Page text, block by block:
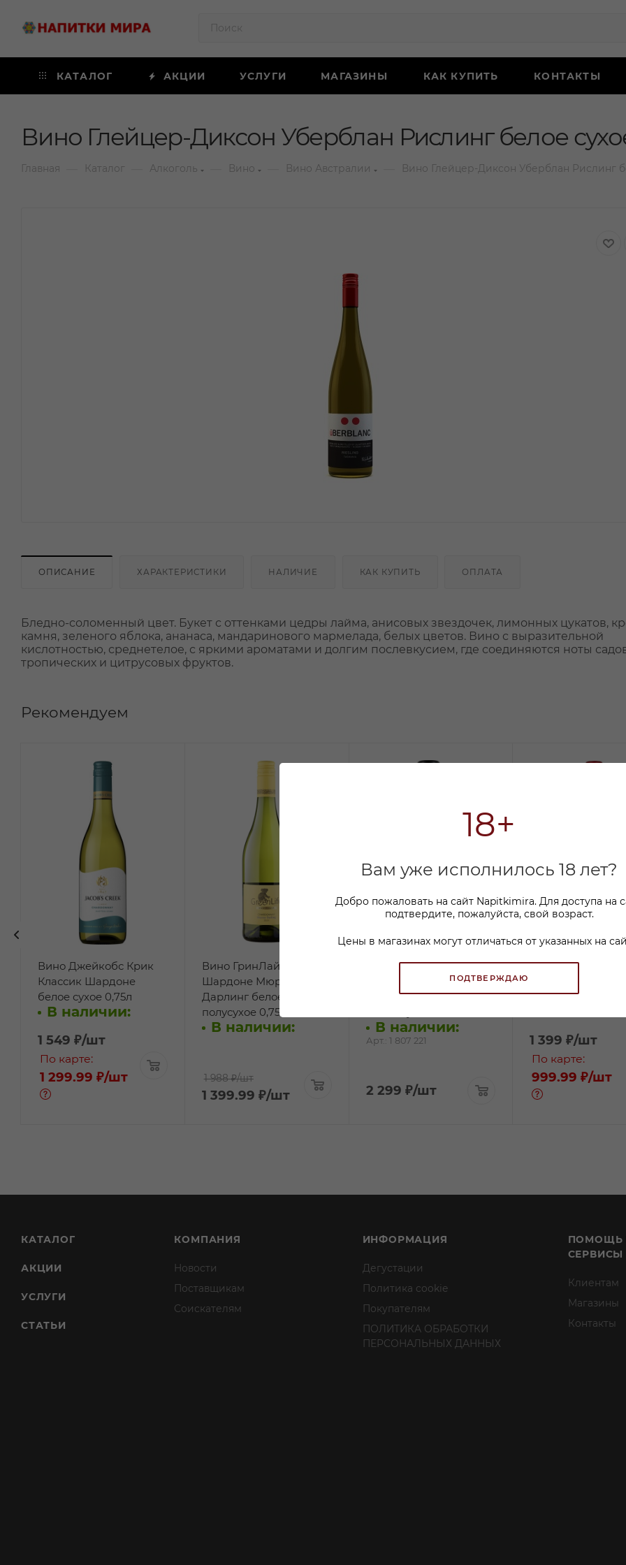
18+
Вам уже исполнилось 18 лет?
Добро пожаловать на сайт Napitkimira. Для доступа на
подтвердите, пожалуйста, свой возраст.
Цены в магазинах могут отличаться от указанных на
ПОДТВЕРЖДАЮ
КАТАЛОГ АКЦИИ УСЛУГИ МАГАЗИНЫ КАК КУПИТЬ КОНТАКТЫ
Вино Глейцер-Диксон Уберблан Рислинг белое
Главная Каталог Алкоголь Вино Вино Австралии Вино Глейцер-Диксон Уберблан Рислинг
ОПИСАНИЕ ХАРАКТЕРИСТИКИ НАЛИЧИЕ КАК КУПИТЬ ОПЛАТА
Бледно-соломенный цвет. Букет с оттенками цедры лайма, анисовых звездочек, лимонных цукатов,
камня, зеленого яблока, ананаса, мандаринового мармелада, белых цветов. Вино с выразительной
кислотностью, среднетелое, с яркими ароматами и долгим послевкусием, где соединяются ноты
тропических и цитрусовых фруктов.
Рекомендуем
Вино Джейкобс Крик
Классик Шардоне
белое сухое 0,75л
В наличии:
1 549 ₽/шт
По карте:
1 299.99 ₽/шт
Вино ГринЛайф
Шардоне Мюррей
Дарлинг белое
полусухое 0,75л
В наличии:
1 988 ₽/шт
1 399.99 ₽/шт
Вино Шардоне Кингс
оф Прохибишэн Стелла
Белумант Риверина
В наличии:
Арт.: 1 807 221
2 299 ₽/шт
Вино Ноузворси
полусухое 0,75л
1 399 ₽/шт
По карте:
999.99 ₽/шт
КАТАЛОГ
АКЦИИ
УСЛУГИ
СТАТЬИ
КОМПАНИЯ
Новости
Поставщикам
Соискателям
ИНФОРМАЦИЯ
Дегустации
Политика cookie
Покупателям
ПОЛИТИКА ОБРАБОТКИ
ПЕРСОНАЛЬНЫХ ДАННЫХ
ПОМОЩЬ
СЕРВИСЫ
Клиентам
Магазины
Контакты